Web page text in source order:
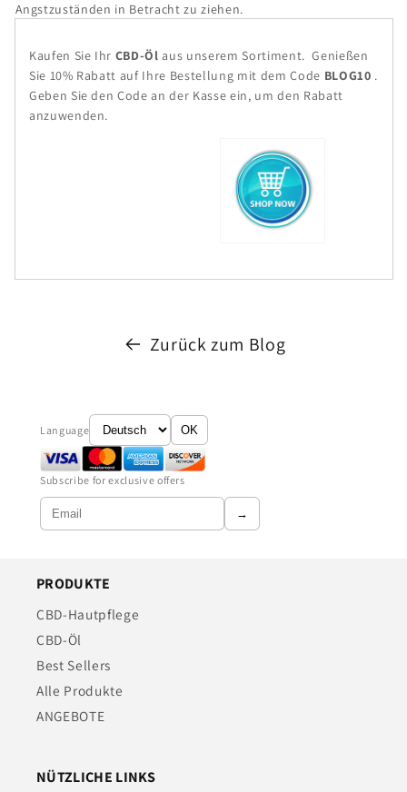
Angstzuständen in Betracht zu ziehen.
Kaufen Sie Ihr CBD-Öl aus unserem Sortiment. Genießen
Sie 10% Rabatt auf Ihre Bestellung mit dem Code BLOG10 .
Geben Sie den Code an der Kasse ein, um den Rabatt
anzuwenden.
Zurück zum Blog
Language OK
Subscribe for exclusive offers
→
PRODUKTE
CBD-Hautpflege
CBD-Öl
Best Sellers
Alle Produkte
ANGEBOTE
NÜTZLICHE LINKS